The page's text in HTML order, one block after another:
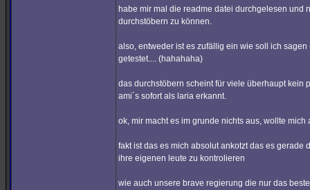
habe mir mal die readme datei durchgelesen und
durchstöbern zu können.
also, entweder ist es zufällig ein wie soll ich
getestet.... (hahahaha)
das durchstöbern scheint für viele überhaupt kein
ami´s sofort als laria erkannt.
ok, mir macht es im grunde nichts aus, wollte
fakt ist das es mich absolut ankotzt das es
ihre eigenen leute zu kontrolieren
wie auch unsere brave regierung die nur das